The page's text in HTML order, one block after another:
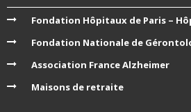
Fondation Hôpitaux de Paris –
Fondation Nationale de
Association France Alzheimer
Maisons de retraite